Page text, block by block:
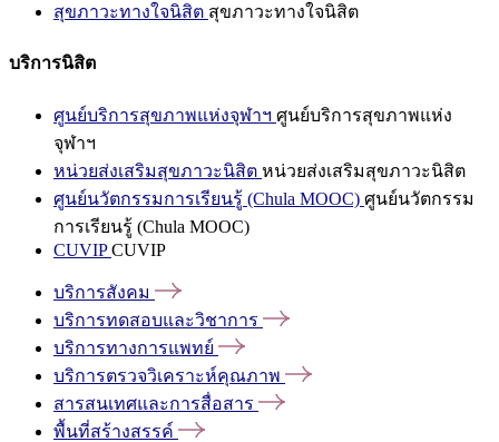
สุขภาวะทางใจนิสิต สุขภาวะทางใจนิสิต
บริการนิสิต
ศูนย์บริการสุขภาพแห่งจุฬาฯ ศูนย์บริการสุขภาพแห่ง
จุฬาฯ
หน่วยส่งเสริมสุขภาวะนิสิต หน่วยส่งเสริมสุขภาวะนิสิต
ศูนย์นวัตกรรมการเรียนรู้ (Chula MOOC) ศูนย์นวัตกรรม
การเรียนรู้ (Chula MOOC)
CUVIPCUVIP
บริการสังคม
บริการทดสอบและวิชาการ
บริการทางการแพทย์
บริการตรวจวิเคราะห์คุณภาพ
สารสนเทศและการสื่อสาร
พื้นที่สร้างสรรค์